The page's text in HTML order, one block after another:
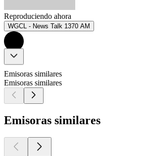
Reproduciendo ahora
WGCL - News Talk 1370 AM
Emisoras similares
Emisoras similares
Emisoras similares